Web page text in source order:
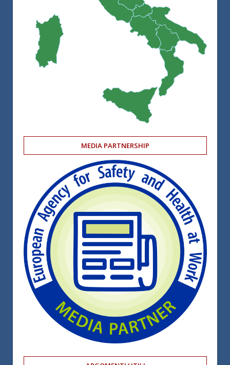
MEDIA PARTNERSHIP